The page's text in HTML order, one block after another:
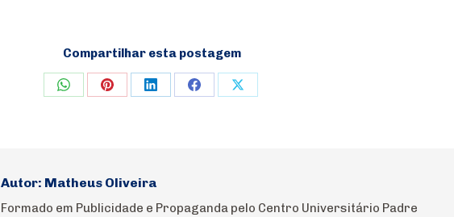
Compartilhar esta postagem
Share Share Share Share Share
Autor: Matheus Oliveira
Formado em Publicidade e Propaganda pelo Centro Universitário Padre